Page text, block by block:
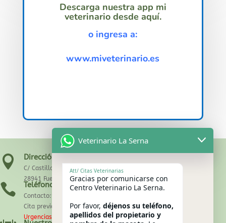
Descarga nuestra app mi
veterinario desde aquí.
o ingresa a:
www.miveterinario.es
 Dirección:
C/ Castilla la Nueva ,43
28941 Fuenlabrada- Madrid.
 Teléfono
Contacto:91 606 80 96
Cita previa: 91 697 55 04
Urgencias: 629 286 313
Veterinario La Serna
Att/ Citas Veterinarias
Gracias por comunicarse con
Centro Veterinario La Serna.
Por favor, déjenos su teléfono,
apellidos del propietario y